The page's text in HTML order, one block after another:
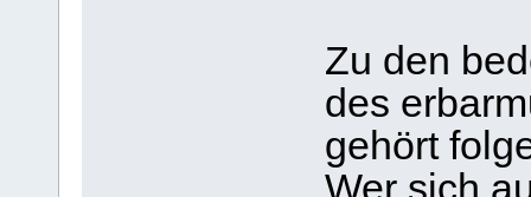
Zu den
des
gehört